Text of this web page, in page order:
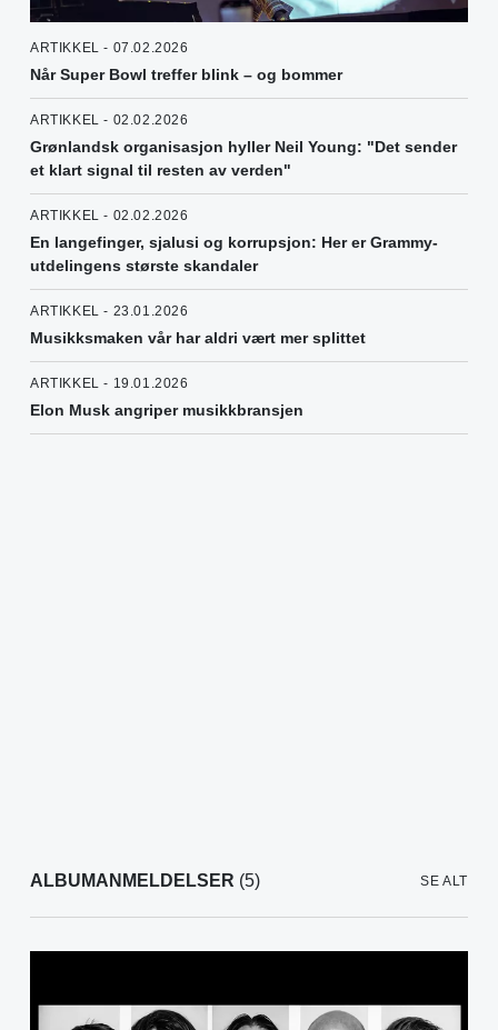
ARTIKKEL - 07.02.2026
Når Super Bowl treffer blink – og bommer
ARTIKKEL - 02.02.2026
Grønlandsk organisasjon hyller Neil Young: "Det sender
et klart signal til resten av verden"
ARTIKKEL - 02.02.2026
En langefinger, sjalusi og korrupsjon: Her er Grammy-
utdelingens største skandaler
ARTIKKEL - 23.01.2026
Musikksmaken vår har aldri vært mer splittet
ARTIKKEL - 19.01.2026
Elon Musk angriper musikkbransjen
ALBUMANMELDELSER (5) SE ALT